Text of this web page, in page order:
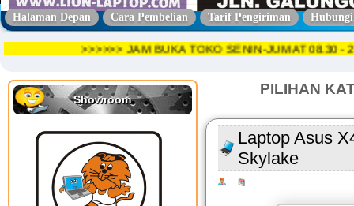
Halaman Depan Cara Pembelian Tarif Pengiriman
>>>>>> JAM BUKA TOKO SENIN-JUMAT
Showroom
PILIHAN
Laptop Asus
Skylake